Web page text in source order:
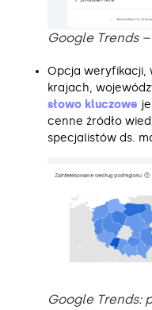
Google Trends
Opcja weryfikacji,
krajach,
słowo kluczowe
cenne źródło
specjalistów ds.
Google Trends: